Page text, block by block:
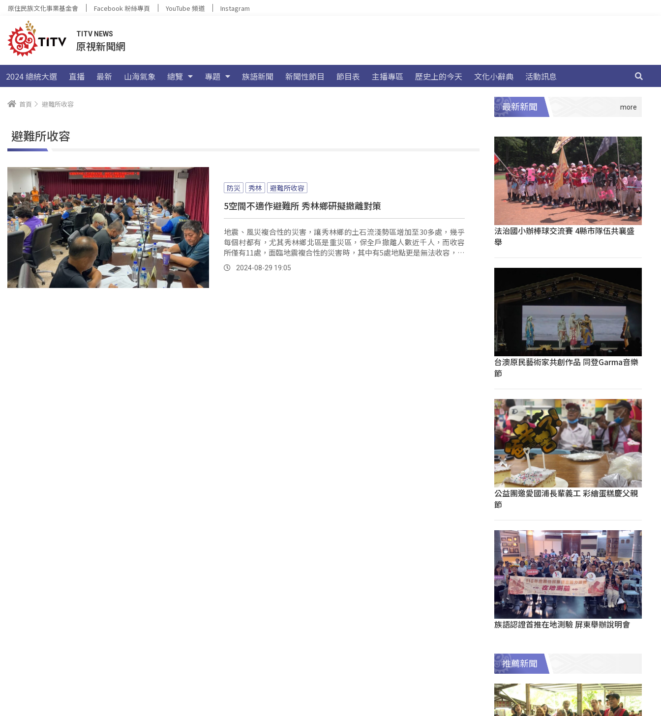
原住民族文化事業基金會 Facebook 粉絲專頁 YouTube 頻道 Instagram
TITV NEWS
原視新聞網
2024 總統大選 直播 最新 山海氣象 總覽 專題 族語新聞 新聞性節目 節目表 主播專區 歷史上的今天 文化小辭典 活動訊息
首頁 避難所收容
避難所收容
防災 秀林 避難所收容
5空間不適作避難所 秀林鄉研擬撤離對策
地震、風災複合性的災害，讓秀林鄉的土石流淺勢區增加至30多處，幾乎
每個村都有，尤其秀林鄉北區是重災區，保全戶撤離人數近千人，而收容
所僅有11處，面臨地震複合性的災害時，其中有5處地點更是無法收容，希
望藉由專案會議的召開能夠尋求解決之道。
2024-08-29 19:05
最新新聞
法治國小辦棒球交流賽 4縣市隊伍共襄盛
舉
台澳原民藝術家共創作品 同登Garma音樂
節
公益團邀愛國浦長輩義工 彩繪蛋糕慶父親
節
族語認證首推在地測驗 屏東舉辦說明會
推薦新聞